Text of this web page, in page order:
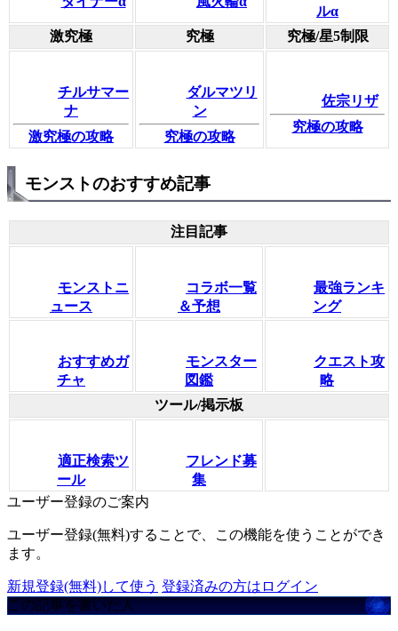
ルα
激究極
究極 究極/星5制限
チルサマー
ナ
激究極の攻略
ダルマツリ
ン
究極の攻略
佐宗リザ
究極の攻略
モンストのおすすめ記事
注目記事
モンストニ
ュース
コラボ一覧
＆予想
最強ランキ
ング
おすすめガ
チャ
モンスター
図鑑
クエスト攻
略
ツール/掲示板
適正検索ツ
ール
フレンド募
集
ユーザー登録のご案内
ユーザー登録(無料)することで、この機能を使うことができ
ます。
新規登録(無料)して使う 登録済みの方はログイン
この記事を書いた人